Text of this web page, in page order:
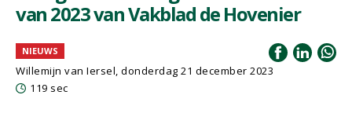
van 2023 van Vakblad de Hovenier
NIEUWS
Willemijn van Iersel, donderdag 21 december 2023
119 sec